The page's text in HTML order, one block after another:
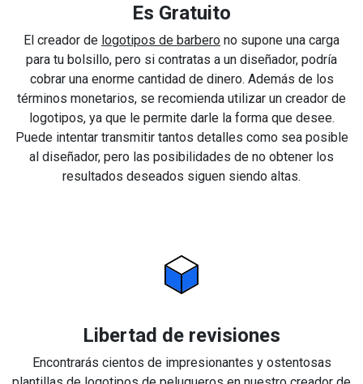
Es Gratuito
El creador de logotipos de barbero no supone una carga
para tu bolsillo, pero si contratas a un diseñador, podría
cobrar una enorme cantidad de dinero. Además de los
términos monetarios, se recomienda utilizar un creador de
logotipos, ya que le permite darle la forma que desee.
Puede intentar transmitir tantos detalles como sea posible
al diseñador, pero las posibilidades de no obtener los
resultados deseados siguen siendo altas.
Libertad de revisiones
Encontrarás cientos de impresionantes y ostentosas